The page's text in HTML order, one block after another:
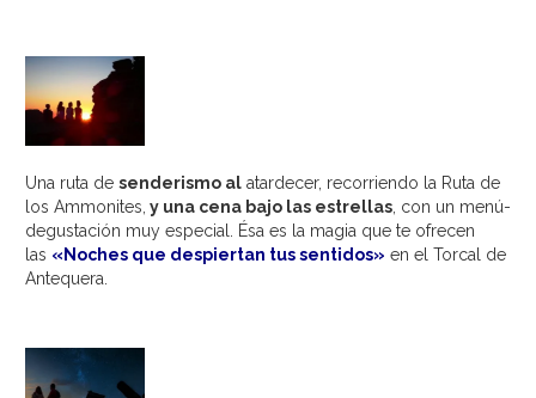
Una ruta de senderismo al atardecer, recorriendo la Ruta de
los Ammonites, y una cena bajo las estrellas, con un menú-
degustación muy especial. Ésa es la magia que te ofrecen
las «Noches que despiertan tus sentidos» en el Torcal de
Antequera.